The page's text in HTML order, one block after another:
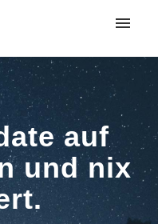
auf
und nix